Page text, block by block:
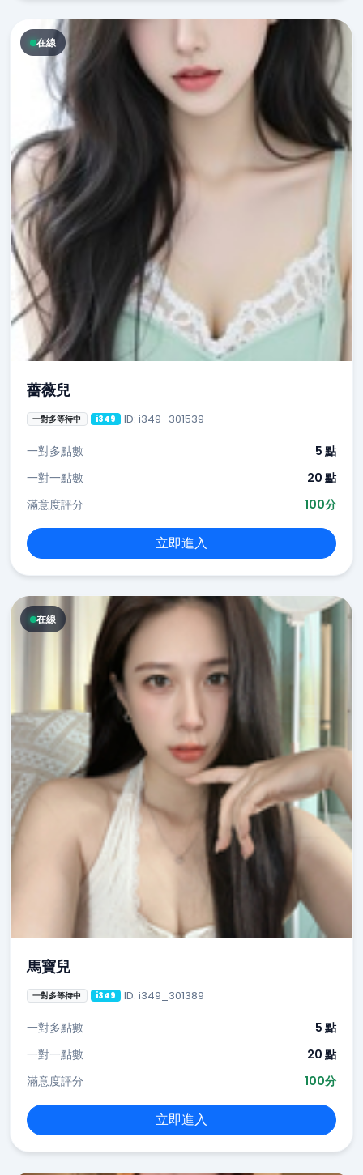
在線
薔薇兒
一對多等待中 i349 ID: i349_301539
一對多點數
5 點
一對一點數
20 點
滿意度評分
100分
立即進入
在線
馬寶兒
一對多等待中 i349 ID: i349_301389
一對多點數
5 點
一對一點數
20 點
滿意度評分
100分
立即進入